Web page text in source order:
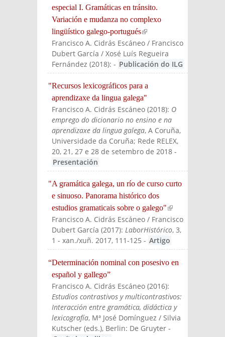
especial I. Gramáticas en tránsito.
Variación e mudanza no complexo
lingüístico galego-portugués(link is
external)
Francisco A. Cidrás Escáneo / Francisco
Dubert García / Xosé Luís Regueira
Fernández (2018):- Publicación do ILG
"Recursos lexicográficos para a
aprendizaxe da lingua galega"
Francisco A. Cidrás Escáneo (2018): O
emprego do dicionario no ensino e na
aprendizaxe da lingua galega, A Coruña,
Universidade da Coruña; Rede RELEX,
20, 21, 27 e 28 de setembro de 2018 -
Presentación
"A gramática galega, un río de curso curto
e sinuoso. Panorama histórico dos
estudios gramaticais sobre o galego"(link is
externa
l)
Francisco A. Cidrás Escáneo / Francisco
Dubert García (2017):LaborHistórico, 3,
1 - xan./xuñ. 2017, 111-125 - Artigo
“Determinación nominal con posesivo en
español y gallego”
Francisco A. Cidrás Escáneo (2016):
Estudios contrastivos y multicontrastivos:
Interacción entre gramática, didáctica y
lexicografía, Mª José Domínguez / Silvia
Kutscher (eds.), Berlin: De Gruyter -